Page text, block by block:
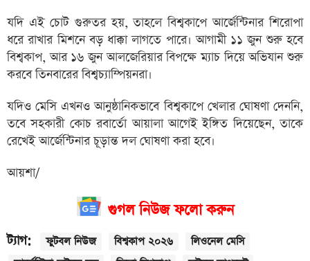
যদি এই চোট গুরুতর হয়, তাহলে বিশ্বকাপে আর্জেন্টিনার শিরোপা
ধরে রাখার মিশনে বড় ধাক্কা লাগতে পারে। আগামী ১১ জুন শুরু হবে
বিশ্বকাপ, আর ১৬ জুন আলজেরিয়ার বিপক্ষে ম্যাচ দিয়ে অভিযান শুরু
করবে তিনবারের বিশ্বচ্যাম্পিয়নরা।
যদিও মেসি এখনও আনুষ্ঠানিকভাবে বিশ্বকাপে খেলার ঘোষণা দেননি,
তবে সহকারী কোচ রবার্তো আয়ালা আগেই ইঙ্গিত দিয়েছেন, তাকে
রেখেই আর্জেন্টিনার চূড়ান্ত দল ঘোষণা করা হবে।
আয়শা/
গুগল নিউজ ফলো করুন
ট্যাগ: ফুটবল নিউজ বিশ্বকাপ ২০২৬
লিওনেল মেসি